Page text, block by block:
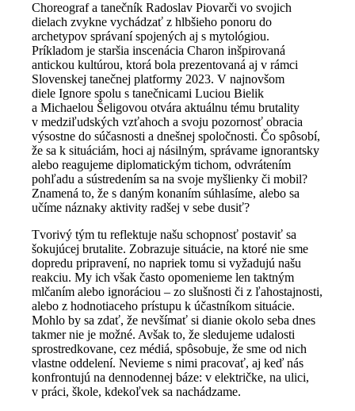
Choreograf a tanečník Radoslav Piovarči vo svojich
dielach zvykne vychádzať z hlbšieho ponoru do
archetypov správaní spojených aj s mytológiou.
Príkladom je staršia inscenácia Charon inšpirovaná
antickou kultúrou, ktorá bola prezentovaná aj v rámci
Slovenskej tanečnej platformy 2023. V najnovšom
diele Ignore spolu s tanečnicami Luciou Bielik
a Michaelou Šeligovou otvára aktuálnu tému brutality
v medziľudských vzťahoch a svoju pozornosť obracia
výsostne do súčasnosti a dnešnej spoločnosti. Čo spôsobí,
že sa k situáciám, hoci aj násilným, správame ignorantsky
alebo reagujeme diplomatickým tichom, odvrátením
pohľadu a sústredením sa na svoje myšlienky či mobil?
Znamená to, že s daným konaním súhlasíme, alebo sa
učíme náznaky aktivity radšej v sebe dusiť?
Tvorivý tým tu reflektuje našu schopnosť postaviť sa
šokujúcej brutalite. Zobrazuje situácie, na ktoré nie sme
dopredu pripravení, no napriek tomu si vyžadujú našu
reakciu. My ich však často opomenieme len taktným
mlčaním alebo ignoráciou – zo slušnosti či z ľahostajnosti,
alebo z hodnotiaceho prístupu k účastníkom situácie.
Mohlo by sa zdať, že nevšímať si dianie okolo seba dnes
takmer nie je možné. Avšak to, že sledujeme udalosti
sprostredkovane, cez médiá, spôsobuje, že sme od nich
vlastne oddelení. Nevieme s nimi pracovať, aj keď nás
konfrontujú na dennodennej báze: v električke, na ulici,
v práci, škole, kdekoľvek sa nachádzame.